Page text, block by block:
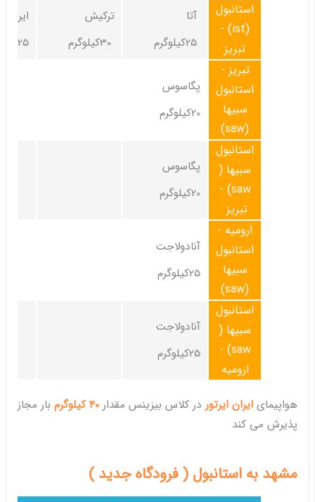
ایران
25کیلوگرم
ترکیش
آتا
استانبول
(ist) -
تبریز
پگاسوس
20کیلوگرم
تبریز -
استانبول
سبیها
(saw)
پگاسوس
20کیلوگرم
استانبول
سبیها (
saw) -
تبریز
آنادولاجت
25کیلوگرم
ارومیه -
استانبول
سبیها
(saw)
آنادولاجت
25کیلوگرم
استانبول
سبیها (
saw) -
ارومیه
هواپیمای ایران ایرتوردر کلاس بیزینس مقدار 40 کیلوگرم
بار مجاز
پذیرش می کند
مشهد به استانبول ( فرودگاه جدید )